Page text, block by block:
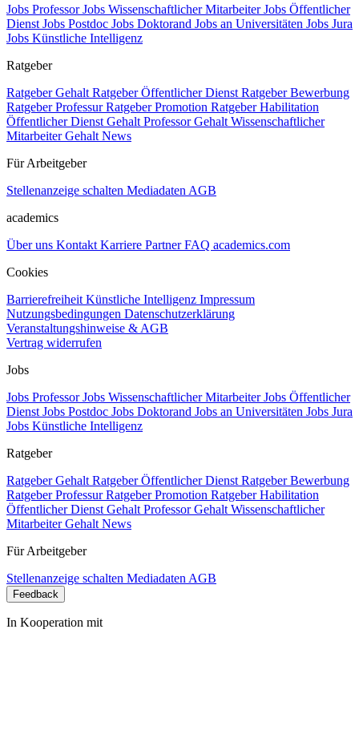
Jobs ProfessorJobs Wissenschaftlicher MitarbeiterJobs Öffentlicher
Dienst Jobs Postdoc Jobs Doktorand Jobs an Universitäten Jobs Jura
Jobs Künstliche Intelligenz
Ratgeber
Ratgeber Gehalt Ratgeber Öffentlicher Dienst Ratgeber Bewerbung
Ratgeber ProfessurRatgeber Promotion Ratgeber Habilitation
Öffentlicher Dienst Gehalt Professor Gehalt Wissenschaftlicher
Mitarbeiter Gehalt News
Für Arbeitgeber
Stellenanzeige schalten Mediadaten AGB
academics
Über uns Kontakt Karriere PartnerFAQ academics.com
Cookies
Barrierefreiheit Künstliche Intelligenz Impressum
Nutzungsbedingungen Datenschutzerklärung
Veranstaltungshinweise & AGB
Vertrag widerrufen
Jobs
Jobs ProfessorJobs Wissenschaftlicher MitarbeiterJobs Öffentlicher
Dienst Jobs Postdoc Jobs Doktorand Jobs an Universitäten Jobs Jura
Jobs Künstliche Intelligenz
Ratgeber
Ratgeber Gehalt Ratgeber Öffentlicher Dienst Ratgeber Bewerbung
Ratgeber ProfessurRatgeber Promotion Ratgeber Habilitation
Öffentlicher Dienst Gehalt Professor Gehalt Wissenschaftlicher
Mitarbeiter Gehalt News
Für Arbeitgeber
Stellenanzeige schalten Mediadaten AGB
Feedback
In Kooperation mit